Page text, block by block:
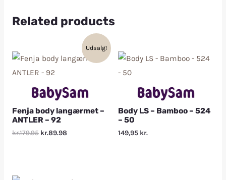
Related products
Udsalg!
Fenja body langærmet –
ANTLER – 92
kr.179.95 kr.89.98
Body LS – Bamboo – 524
– 50
149,95 kr.